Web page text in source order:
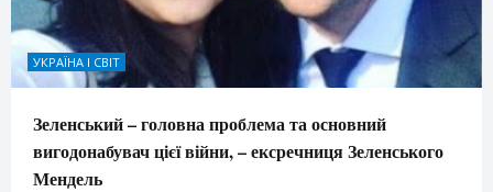
УКРАЇНА І СВІТ
Зеленський – головна проблема та основний
вигодонабувач цієї війни, – ексречниця Зеленського
Мендель